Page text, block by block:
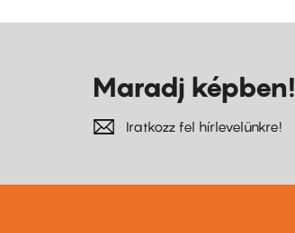
Maradj képben!
Iratkozz fel hírlevelünkre!